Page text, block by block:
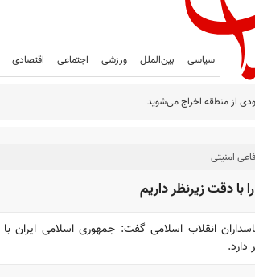
سیاسی بین‌الملل ورزشی اجتماعی اقتصادی
از منطقه اخراج می‌شوید
امنیتی
با دقت زیرنظر داریم
انقلاب اسلامی گفت: جمهوری اسلامی ایران با
دارد.